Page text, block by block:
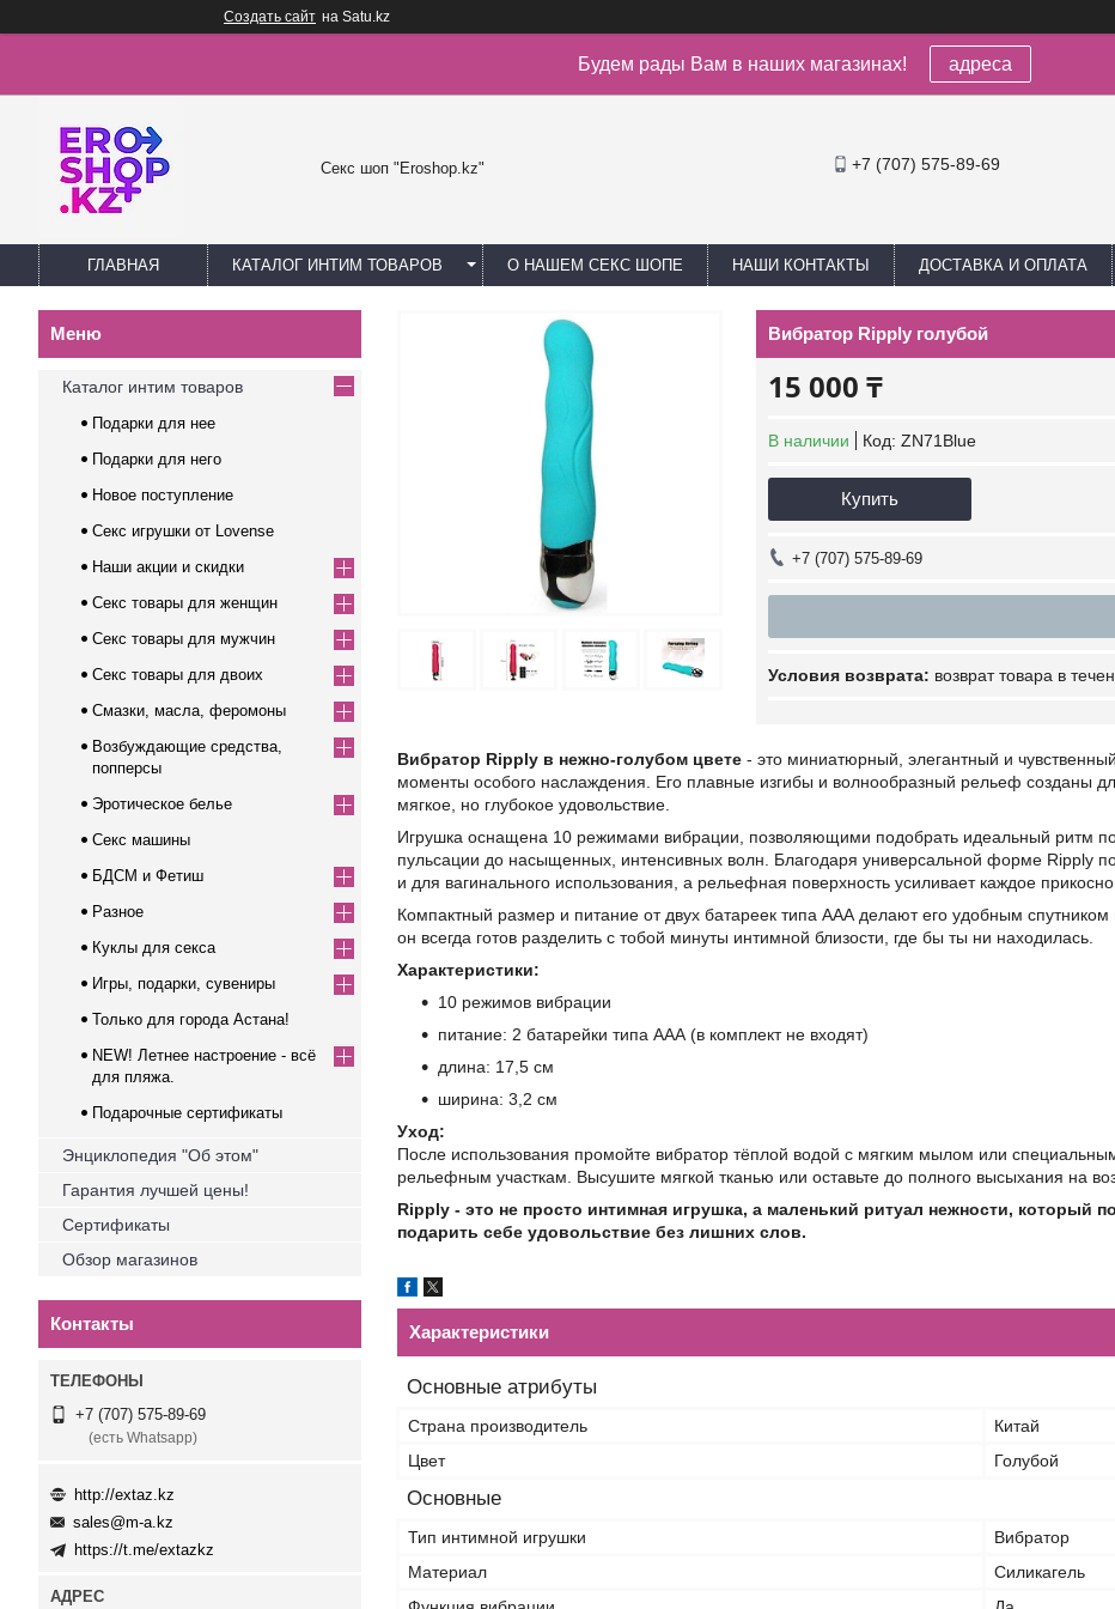
Создать сайт на Satu.kz
Будем рады Вам в наших магазинах! адреса
Секс шоп "Eroshop.kz" +7 (707) 575-89-69
ГЛАВНАЯ КАТАЛОГ ИНТИМ ТОВАРОВ О НАШЕМ СЕКС ШОПЕ НАШИ КОНТАКТЫ ДОСТАВКА И ОПЛАТА
Вибратор Ripply голубой
15 000 ₸
В наличии Код: ZN71Blue
Купить
+7 (707) 575-89-69
возврат товара в
Вибратор Ripply в нежно-голубом цвете - это миниатюрный, элегантный и
моменты особого наслаждения. Его плавные изгибы и волнообразный рельеф созданы
мягкое, но глубокое удовольствие.
Игрушка оснащена 10 режимами вибрации, позволяющими подобрать идеальный ритм
пульсации до насыщенных, интенсивных волн. Благодаря универсальной форме Ripply
и для вагинального использования, а рельефная поверхность усиливает каждое
Компактный размер и питание от двух батареек типа ААА делают его удобным
он всегда готов разделить с тобой минуты интимной близости, где бы ты ни находилась.
Характеристики:
10 режимов вибрации
питание: 2 батарейки типа ААА (в комплект не входят)
длина: 17,5 см
ширина: 3,2 см
Уход:
После использования промойте вибратор тёплой водой с мягким мылом или
рельефным участкам. Высушите мягкой тканью или оставьте до полного высыхания на
Ripply - это не просто интимная игрушка, а маленький ритуал нежности, который
подарить себе удовольствие без лишних слов.
Характеристики
Основные атрибуты
Страна производитель
Китай
Цвет
Голубой
Основные
Тип интимной игрушки
Вибратор
Материал
Силикагель
Каталог интим товаров
Подарки для нее
Подарки для него
Новое поступление
Секс игрушки от Lovense
Наши акции и скидки
Секс товары для женщин
Секс товары для мужчин
Секс товары для двоих
Смазки, масла, феромоны
Возбуждающие средства,
попперсы
Эротическое белье
Секс машины
БДСМ и Фетиш
Разное
Куклы для секса
Игры, подарки, сувениры
Только для города Астана!
NEW! Летнее настроение - всё
для пляжа.
Подарочные сертификаты
Энциклопедия "Об этом"
Гарантия лучшей цены!
Сертификаты
Обзор магазинов
Контакты
+7 (707) 575-89-69
(есть Whatsapp)
http://extaz.kz
sales@m-a.kz
https://t.me/extazkz